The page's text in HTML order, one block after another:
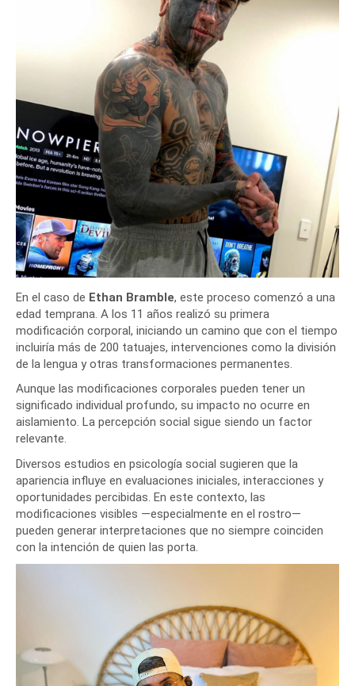
En el caso de Ethan Bramble, este proceso comenzó a una
edad temprana. A los 11 años realizó su primera
modificación corporal, iniciando un camino que con el tiempo
incluiría más de 200 tatuajes, intervenciones como la división
de la lengua y otras transformaciones permanentes.
Aunque las modificaciones corporales pueden tener un
significado individual profundo, su impacto no ocurre en
aislamiento. La percepción social sigue siendo un factor
relevante.
Diversos estudios en psicología social sugieren que la
apariencia influye en evaluaciones iniciales, interacciones y
oportunidades percibidas. En este contexto, las
modificaciones visibles —especialmente en el rostro—
pueden generar interpretaciones que no siempre coinciden
con la intención de quien las porta.